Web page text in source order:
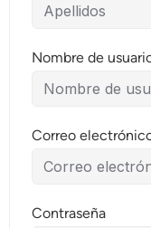
Nombre de
Correo
Contraseña